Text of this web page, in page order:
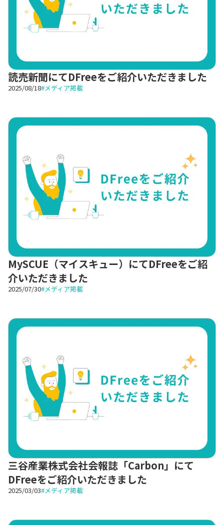
読売新聞にてDFreeをご紹介いただきました
2025/08/18#メディア掲載
MySCUE（マイスキュー）にてDFreeをご紹
介いただきました
2025/07/30#メディア掲載
三谷産業株式会社会報誌「Carbon」にて
DFreeをご紹介いただきました
2025/03/03#メディア掲載